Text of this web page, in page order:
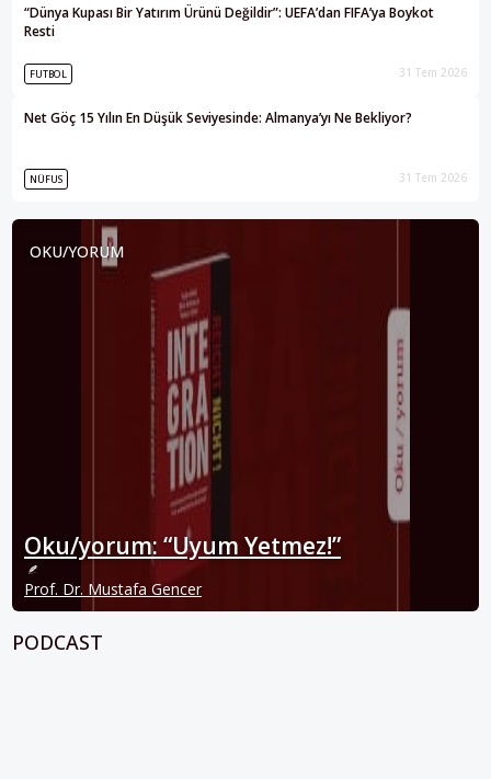
“Dünya Kupası Bir Yatırım Ürünü Değildir”: UEFA’dan FIFA’ya Boykot
Resti
FUTBOL 31 Tem 2026
Net Göç 15 Yılın En Düşük Seviyesinde: Almanya’yı Ne Bekliyor?
NÜFUS 31 Tem 2026
OKU/YORUM
Oku/yorum: “Uyum Yetmez!”
Prof. Dr. Mustafa Gencer
PODCAST